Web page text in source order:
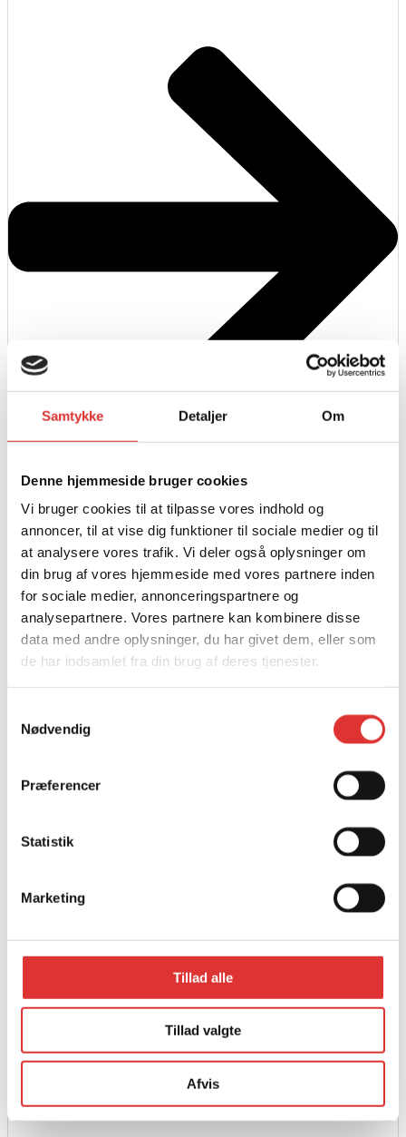
Samtykke Detaljer Om
Denne hjemmeside bruger cookies
Vi bruger cookies til at tilpasse vores indhold og
annoncer, til at vise dig funktioner til sociale medier og til
at analysere vores trafik. Vi deler også oplysninger om
din brug af vores hjemmeside med vores partnere inden
for sociale medier, annonceringspartnere og
analysepartnere. Vores partnere kan kombinere disse
data med andre oplysninger, du har givet dem, eller som
de har indsamlet fra din brug af deres tjenester.
Nødvendig
Præferencer
Statistik
Marketing
Tillad alle
Tillad valgte
Afvis
UFORCE 600 Kabine Pro
49.900,00kr.
Visker og sprinkler